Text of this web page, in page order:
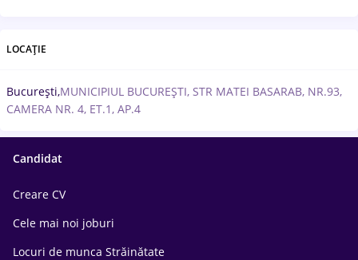
LOCAȚIE
București,MUNICIPIUL BUCUREȘTI, STR MATEI BASARAB, NR.93,
CAMERA NR. 4, ET.1, AP.4
Candidat
Creare CV
Cele mai noi joburi
Locuri de munca Străinătate